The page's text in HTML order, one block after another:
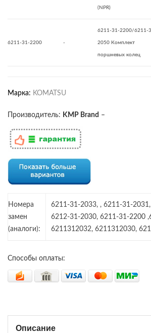
(NPR)
6211-31-2200 -
6211-31-2200/6211-
2050 Комплект
поршневых колец
Марка: KOMATSU
Производитель: KMP Brand –
Номера
замен
(аналоги):
6211-31-2033, , 6211-31-
6212-31-2030, 6211-31-2200
6211312032, 6211312030,
Способы оплаты:
Описание